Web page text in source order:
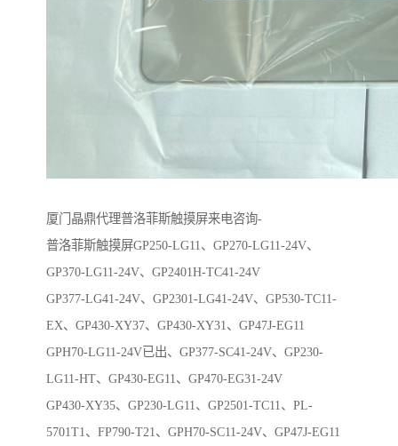
厦门晶鼎代理普洛菲斯触摸屏来电咨询-
普洛菲斯触摸屏GP250-LG11、GP270-LG11-24V、
GP370-LG11-24V、GP2401H-TC41-24V
GP377-LG41-24V、GP2301-LG41-24V、GP530-TC11-
EX、GP430-XY37、GP430-XY31、GP47J-EG11
GPH70-LG11-24V已出、GP377-SC41-24V、GP230-
LG11-HT、GP430-EG11、GP470-EG31-24V
GP430-XY35、GP230-LG11、GP2501-TC11、PL-
5701T1、FP790-T21、GPH70-SC11-24V、GP47J-EG11